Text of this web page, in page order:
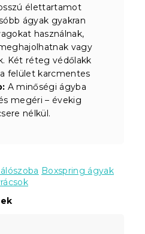
élettartamot
ágyak gyakran
használnak,
vagy
Két réteg védőlakk
felület karcmentes
A minőségi ágyba
megéri – évekig
nélkül.
Boxspring ágyak